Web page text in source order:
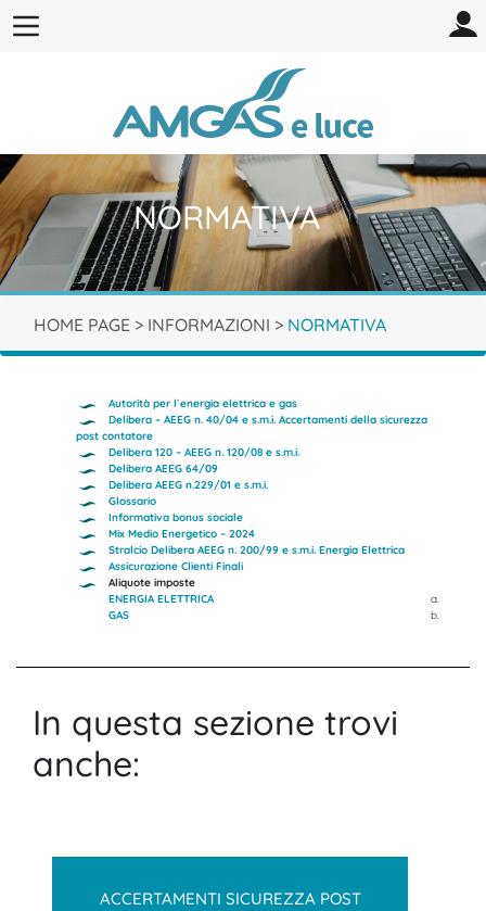
NORMATIVA
HOME PAGE > INFORMAZIONI > NORMATIVA
Autorità per l`energia elettrica e gas
Delibera – AEEG n. 40/04 e s.m.i. Accertamenti della sicurezza
post contatore
Delibera 120 – AEEG n. 120/08 e s.m.i.
Delibera AEEG 64/09
Delibera AEEG n.229/01 e s.m.i.
Glossario
Informativa bonus sociale
Mix Medio Energetico – 2024
Stralcio Delibera AEEG n. 200/99 e s.m.i. Energia Elettrica
Assicurazione Clienti Finali
Aliquote imposte
a.
ENERGIA ELETTRICA
b.
GAS
In questa sezione trovi
anche:
ACCERTAMENTI SICUREZZA POST